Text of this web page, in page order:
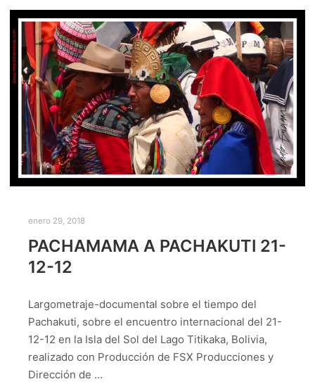
enero 29, 2018
PACHAMAMA A PACHAKUTI 21-
12-12
Largometraje-documental sobre el tiempo del
Pachakuti, sobre el encuentro internacional del 21-
12-12 en la Isla del Sol del Lago Titikaka, Bolivia,
realizado con Producción de FSX Producciones y
Dirección de …